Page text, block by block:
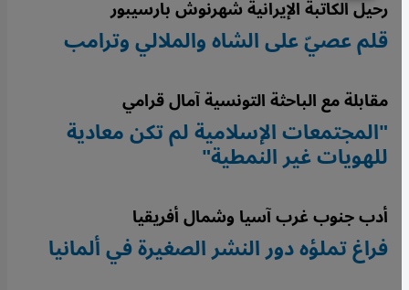
رحيل الكاتبة الإيرانية شهرنوش بارسيبور
قلم عصيّ على الشاه والملالي وترامب
مقابلة مع الباحثة التونسية آمال قرامي
"المجتمعات الإسلامية لم تكن معادية
للهويات غير النمطية"
أدب جنوب غرب آسيا وشمال أفريقيا
فراغ تملؤه دور النشر الصغيرة في ألمانيا